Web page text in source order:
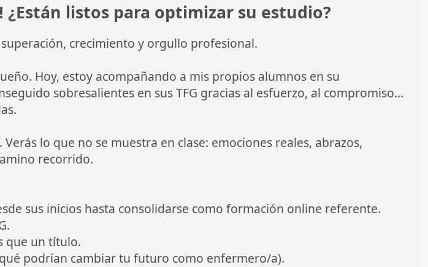
¿Están listos para optimizar su estudio?
crecimiento y orgullo profesional.
Hoy, estoy acompañando a mis propios alumnos en su
sobresalientes en sus TFG gracias al esfuerzo, al compromiso...
lo que no se muestra en clase: emociones reales, abrazos,
recorrido.
sus inicios hasta consolidarse como formación online referente.
que un título.
podrían cambiar tu futuro como enfermero/a).